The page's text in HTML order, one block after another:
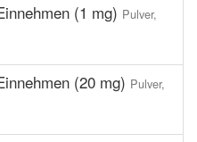
(1 mg) Pulver,
(20 mg) Pulver,